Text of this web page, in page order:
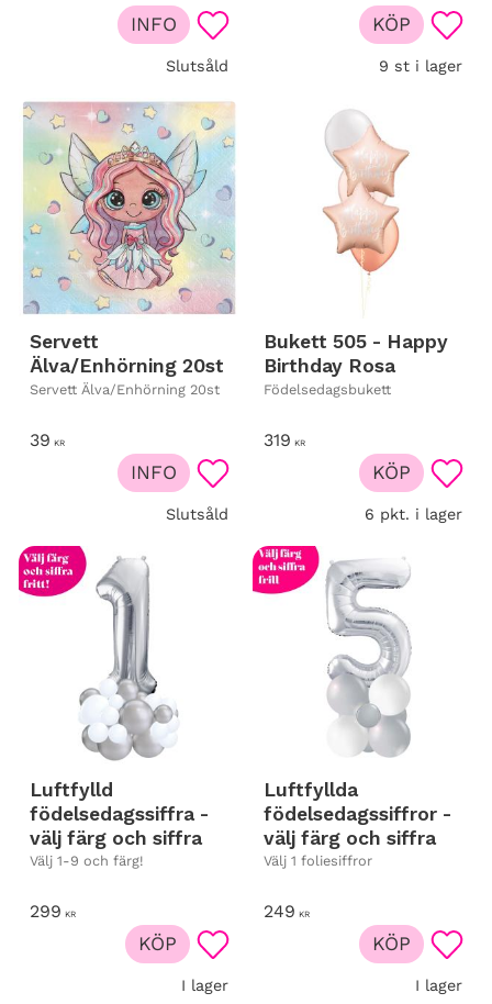
Lägg till i favoriter
Slutsåld
INFO
9 st i lager
KÖP
Servett
Älva/Enhörning 20st
Servett Älva/Enhörning 20st
39 KR
Lägg till i favoriter
Slutsåld
INFO
Bukett 505 - Happy
Birthday Rosa
Födelsedagsbukett
319 KR
6 pkt. i lager
KÖP
Luftfylld
födelsedagssiffra -
välj färg och siffra
Välj 1-9 och färg!
299 KR
Lägg till i favoriter
I lager
KÖP
Luftfyllda
födelsedagssiffror -
välj färg och siffra
Välj 1 foliesiffror
249 KR
I lager
KÖP